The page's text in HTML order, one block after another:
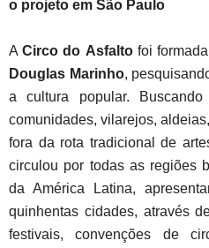
o projeto em São Paulo
ACirco do Asfaltofoi
Douglas Marinho,
a cultura popular.
comunidades, vilarejos,
fora da rota tradicional de
circulou por todas as regiões
da América Latina,
quinhentas cidades, através
festivais, convenções de